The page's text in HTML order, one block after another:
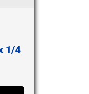
1/4